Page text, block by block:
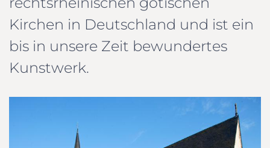
Kirchen in Deutschland und ist ein
bis in unsere Zeit bewundertes
Kunstwerk.